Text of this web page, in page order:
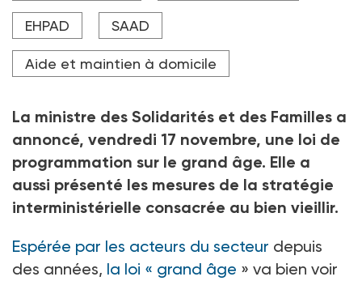
EHPAD SAAD
Aide et maintien à domicile
La ministre des Solidarités et des Familles a
annoncé, vendredi 17 novembre, une loi de
programmation sur le grand âge. Elle a
aussi présenté les mesures de la stratégie
interministérielle consacrée au bien vieillir.
Espérée par les acteurs du secteur depuis
des années, la loi « grand âge » va bien voir